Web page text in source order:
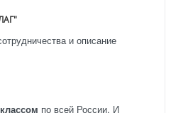
и описание
по всей России. И